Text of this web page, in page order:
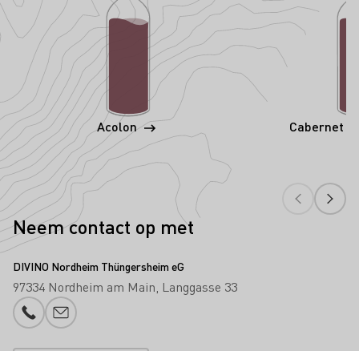
Acolon Cabernet
Neem contact op met
DIVINO Nordheim Thüngersheim eG
97334 Nordheim am Main Langgasse 33
Telefoonnummer
E-mail toevoegen